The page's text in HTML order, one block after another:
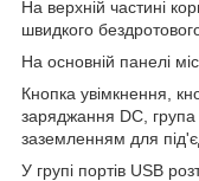
На верхній частині
швидкого
На основній панелі
Кнопка увімкнення,
заряджання DC, група
заземленням для
У групі портів USB